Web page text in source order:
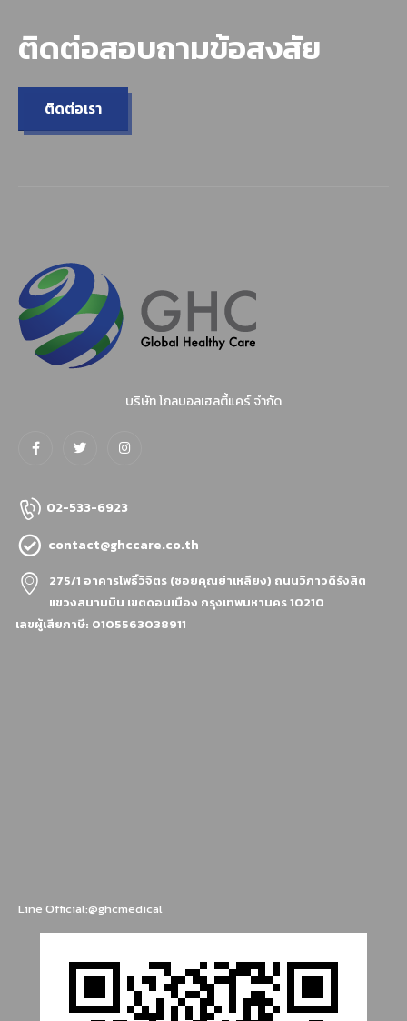
ติดต่อสอบถามข้อสงสัย
ติดต่อเรา
บริษัท โกลบอลเฮลตี้แคร์ จำกัด
02-533-6923
contact@ghccare.co.th
275/1 อาคารโพธิ์วิจิตร (ซอยคุณย่าเหลียง) ถนนวิภาวดีรังสิต
แขวงสนามบิน เขตดอนเมือง กรุงเทพมหานคร 10210
เลขผู้เสียภาษี: 0105563038911
Line Official:@ghcmedical